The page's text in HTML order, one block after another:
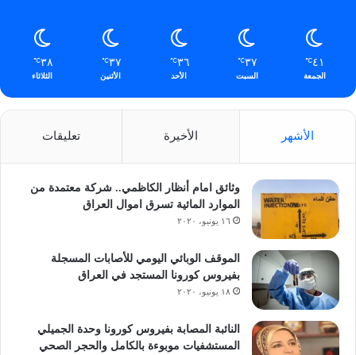
٤١℃
الجمعة
٣٧℃
السبت
٣٦℃
الأحد
٣٧℃
الأثنين
٣٨℃
الثلاثاء
الأشهر الأخيرة تعليقات
وثائق امام أنظار الكاظمي.. شركة معتمدة من
الموارد المائية تسرق اموال العراق
١٦ يونيو، ٢٠٢٠
الموقف الوبائي اليومي للأصابات المسجلة
بفيروس كورونا المستجد في العراق
١٨ يونيو، ٢٠٢٠
النائبة المصابة بفيروس كورونا وحدة الجميلي
المستشفيات موبوءة بالكامل والحجر الصحي